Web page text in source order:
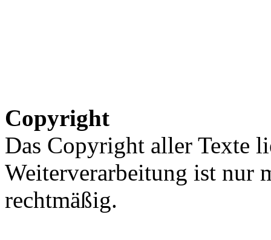
Copyright
Das Copyright aller Texte
Weiterverarbeitung ist nur
rechtmäßig.